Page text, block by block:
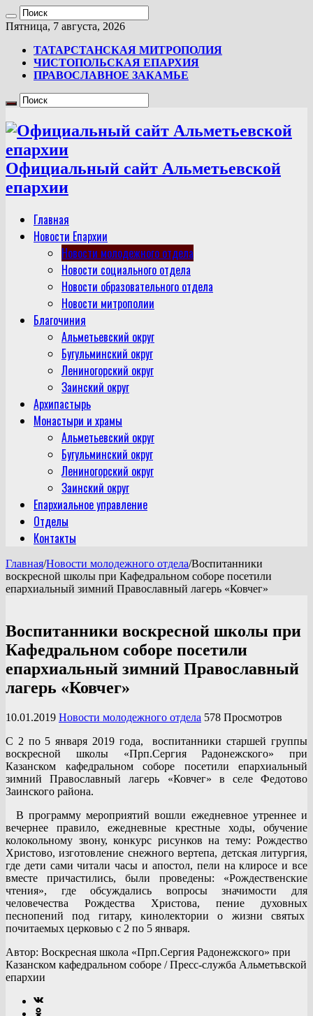
Пятница, 7 августа, 2026
ТАТАРСТАНСКАЯ МИТРОПОЛИЯ
ЧИСТОПОЛЬСКАЯ ЕПАРХИЯ
ПРАВОСЛАВНОЕ ЗАКАМЬЕ
Официальный сайт Альметьевской
епархии
Главная
Новости Епархии
Новости молодежного отдела
Новости социального отдела
Новости образовательного отдела
Новости митрополии
Благочиния
Альметьевский округ
Бугульминский округ
Лениногорский округ
Заинский округ
Архипастырь
Монастыри и храмы
Альметьевский округ
Бугульминский округ
Лениногорский округ
Заинский округ
Епархиальное управление
Отделы
Контакты
Главная/Новости молодежного отдела/Воспитанники
воскресной школы при Кафедральном соборе посетили
епархиальный зимний Православный лагерь «Ковчег»
Воспитанники воскресной школы при
Кафедральном соборе посетили
епархиальный зимний Православный
лагерь «Ковчег»
10.01.2019 Новости молодежного отдела 578 Просмотров
С 2 по 5 января 2019 года, воспитанники старшей группы
воскресной школы «Прп.Сергия Радонежского» при
Казанском кафедральном соборе посетили епархиальный
зимний Православный лагерь «Ковчег» в селе Федотово
Заинского района.
В программу мероприятий вошли ежедневное утреннее и
вечернее правило, ежедневные крестные ходы, обучение
колокольному звону, конкурс рисунков на тему: Рождество
Христово, изготовление снежного вертепа, детская литургия,
где дети сами читали часы и апостол, пели на клиросе и все
вместе причастились, были проведены: «Рождественские
чтения», где обсуждались вопросы значимости для
человечества Рождества Христова, пение духовных
песнопений под гитару, кинолектории о жизни святых
почитаемых церковью с 2 по 5 января.
Автор: Воскресная школа «Прп.Сергия Радонежского» при
Казанском кафедральном соборе / Пресс-служба Альметьвской
епархии